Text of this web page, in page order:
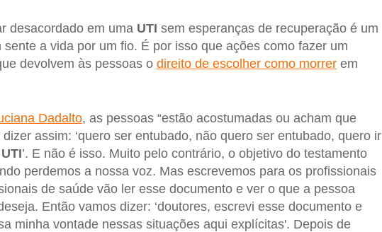
desacordado em uma UTI sem esperanças de recuperação é um
a vida por um fio. É por isso que ações como fazer um
devolvem às pessoas o direito de escolher como morrerem
Dadalto, as pessoas “estão acostumadas ou acham que
assim: ‘quero ser entubado, não quero ser entubado, quero ir
UTI’. E não é isso. Muito pelo contrário, o objetivo do testamento
perdemos a nossa voz. Mas escrevemos para os profissionais
de saúde vão ler esse documento e ver o que a pessoa
Então vamos dizer: ‘doutores, escrevi esse documento e
minha vontade nessas situações aqui explícitas'. Depois de